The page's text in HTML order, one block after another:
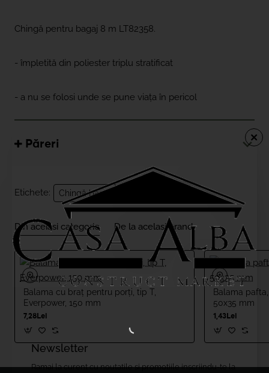
Newsletter
Ramai la curent cu noutatile si promotiile inscriindu-te la
Chingă pentru bagaj 8 m LT82358.
- împletită din poliester triplu stratificat
- a nu se folosi unde se pune viața în pericol
Păreri
Etichete: Chingă bagaj
Din aceiasi categorie De la acelasi brand
Balama cu braț pentru porți, tip T,
Everpower, 150 mm
7,28Lei
Balama
50x35 mm
1,43Lei